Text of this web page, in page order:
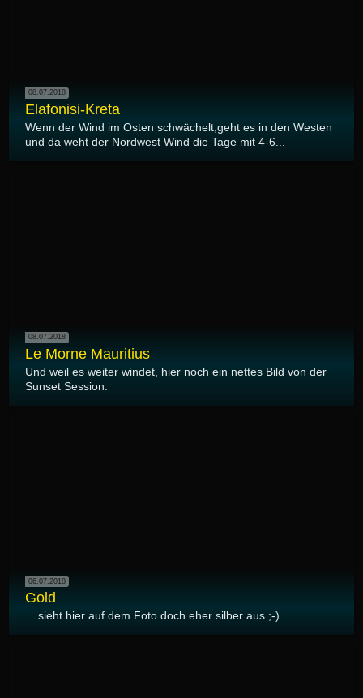
08.07.2018
Elafonisi-Kreta
Wenn der Wind im Osten schwächelt,geht es in den Westen
und da weht der Nordwest Wind die Tage mit 4-6...
08.07.2018
Le Morne Mauritius
Und weil es weiter windet, hier noch ein nettes Bild von der
Sunset Session.
06.07.2018
Gold
....sieht hier auf dem Foto doch eher silber aus ;-)